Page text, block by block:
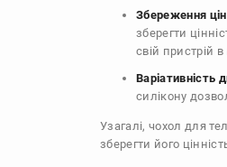
Збереження
зберегти
свій пристрій
Варіативність
силікону
Узагалі, чохол для
зберегти його